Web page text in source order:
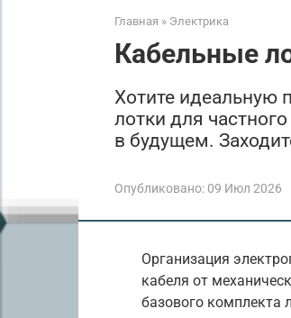
Главная » Электрика
Кабельные
Хотите идеальную
лотки для
в будущем.
Опубликовано: 09 Июл 2026
Организация
кабеля от
базового комплекта